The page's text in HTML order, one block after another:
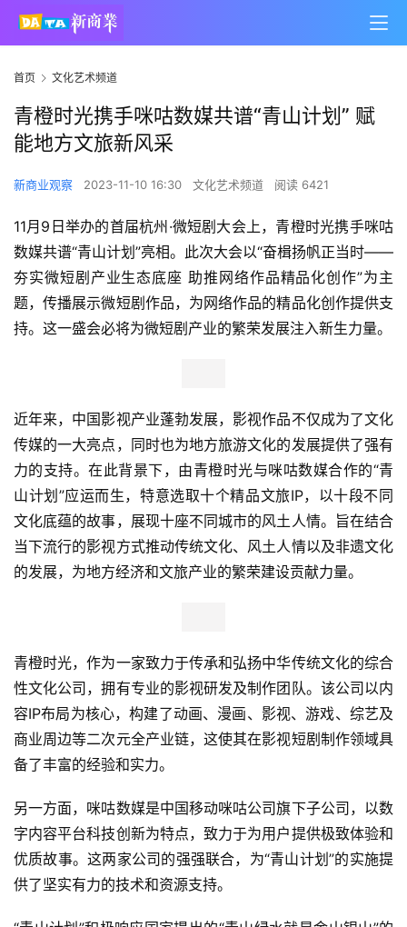
首页 文化艺术频道
青橙时光携手咪咕数媒共谱“青山计划” 赋
能地方文旅新风采
新商业观察 2023-11-10 16:30 文化艺术频道 阅读 6421
11月9日举办的首届杭州·微短剧大会上，青橙时光携手咪咕
数媒共谱“青山计划”亮相。此次大会以“奋楫扬帆正当时——
夯实微短剧产业生态底座 助推网络作品精品化创作”为主
题，传播展示微短剧作品，为网络作品的精品化创作提供支
持。这一盛会必将为微短剧产业的繁荣发展注入新生力量。
近年来，中国影视产业蓬勃发展，影视作品不仅成为了文化
传媒的一大亮点，同时也为地方旅游文化的发展提供了强有
力的支持。在此背景下，由青橙时光与咪咕数媒合作的“青
山计划”应运而生，特意选取十个精品文旅IP，以十段不同
文化底蕴的故事，展现十座不同城市的风土人情。旨在结合
当下流行的影视方式推动传统文化、风土人情以及非遗文化
的发展，为地方经济和文旅产业的繁荣建设贡献力量。
青橙时光，作为一家致力于传承和弘扬中华传统文化的综合
性文化公司，拥有专业的影视研发及制作团队。该公司以内
容IP布局为核心，构建了动画、漫画、影视、游戏、综艺及
商业周边等二次元全产业链，这使其在影视短剧制作领域具
备了丰富的经验和实力。
另一方面，咪咕数媒是中国移动咪咕公司旗下子公司，以数
字内容平台科技创新为特点，致力于为用户提供极致体验和
优质故事。这两家公司的强强联合，为“青山计划”的实施提
供了坚实有力的技术和资源支持。